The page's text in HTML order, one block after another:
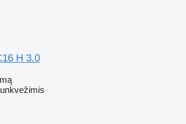
H 3.0